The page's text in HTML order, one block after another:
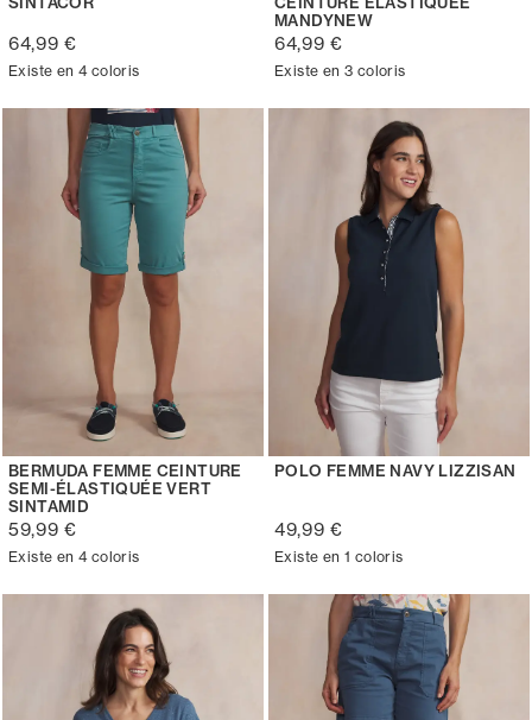
64,99 €
Existe en 4 coloris
MANDYNEW
64,99 €
Existe en 3 coloris
BERMUDA FEMME CEINTURE
SEMI-ÉLASTIQUÉE VERT
SINTAMID
59,99 €
Existe en 4 coloris
POLO FEMME NAVY LIZZISAN
49,99 €
Existe en 1 coloris